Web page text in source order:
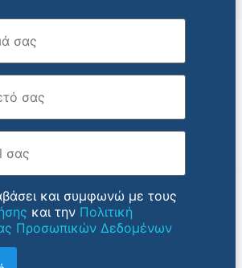
και συμφωνώ με τους
και την Πολιτική
Προσωπικών Δεδομένων